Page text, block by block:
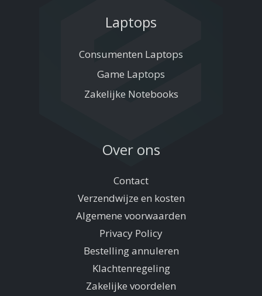
Laptops
Consumenten Laptops
Game Laptops
Zakelijke Notebooks
Over ons
Contact
Verzendwijze en kosten
Algemene voorwaarden
Privacy Policy
Bestelling annuleren
Klachtenregeling
Zakelijke voordelen